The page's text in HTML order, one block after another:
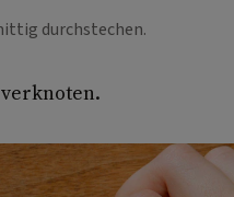
durchstechen.